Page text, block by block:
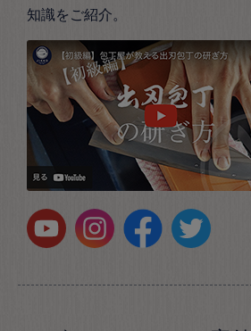
知識をご紹介。